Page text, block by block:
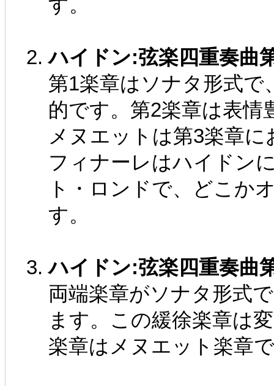
ハイドン:弦楽四重奏曲
第1楽章はソナタ形式で
的です。第2楽章は表情
メヌエットは第3楽章
フィナーレはハイドン
ト・ロンドで、どこか
す。
ハイドン:弦楽四重奏曲
両端楽章がソナタ形式
ます。この緩徐楽章は
楽章はメヌエット楽章